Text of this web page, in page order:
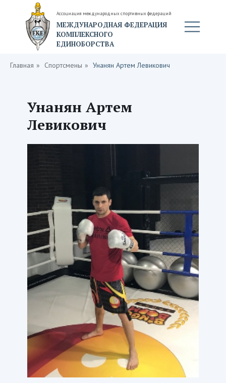
МЕЖДУНАРОДНАЯ ФЕДЕРАЦИЯ
КОМПЛЕКСНОГО
ЕДИНОБОРСТВА
Ассоциация международных спортивных федераций
Главная » Спортсмены » Унанян Артем Левикович
Унанян Артем
Левикович